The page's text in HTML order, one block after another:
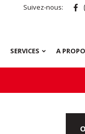
Suivez-nous:
SERVICES A